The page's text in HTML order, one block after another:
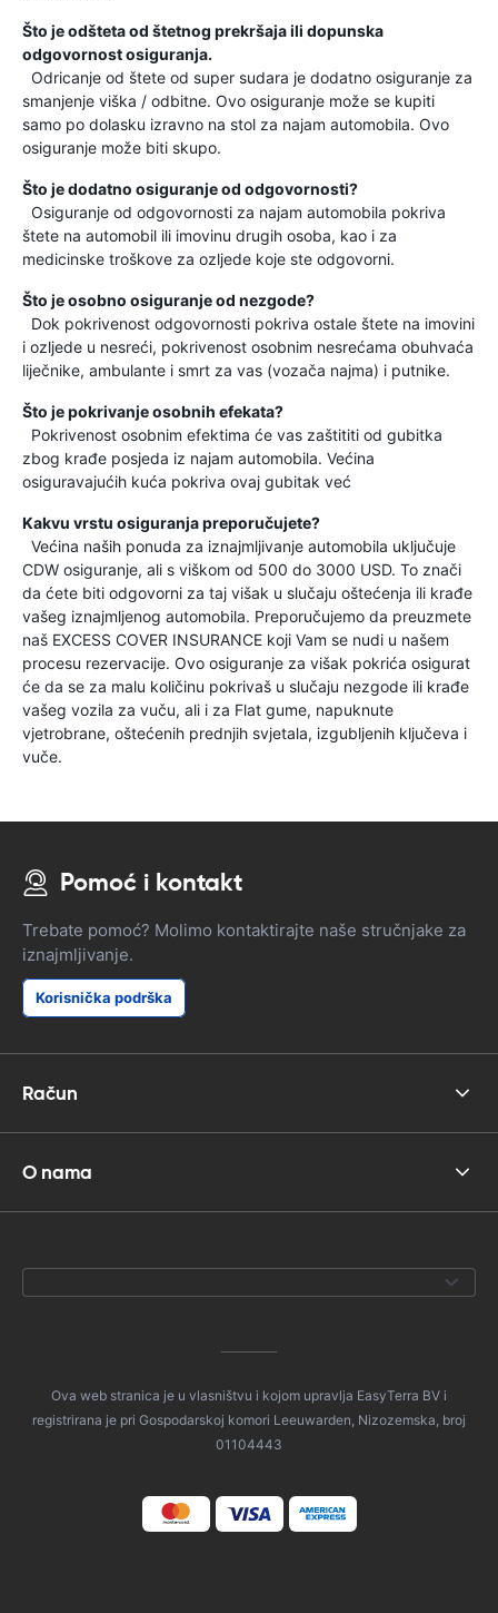
Što je odšteta od štetnog prekršaja ili dopunska
odgovornost osiguranja.
Odricanje od štete od super sudara je dodatno osiguranje za
smanjenje viška / odbitne. Ovo osiguranje može se kupiti
samo po dolasku izravno na stol za najam automobila. Ovo
osiguranje može biti skupo.
Što je dodatno osiguranje od odgovornosti?
Osiguranje od odgovornosti za najam automobila pokriva
štete na automobil ili imovinu drugih osoba, kao i za
medicinske troškove za ozljede koje ste odgovorni.
Što je osobno osiguranje od nezgode?
Dok pokrivenost odgovornosti pokriva ostale štete na imovini
i ozljede u nesreći, pokrivenost osobnim nesrećama obuhvaća
liječnike, ambulante i smrt za vas (vozača najma) i putnike.
Što je pokrivanje osobnih efekata?
Pokrivenost osobnim efektima će vas zaštititi od gubitka
zbog krađe posjeda iz najam automobila. Većina
osiguravajućih kuća pokriva ovaj gubitak već
Kakvu vrstu osiguranja preporučujete?
Većina naših ponuda za iznajmljivanje automobila uključuje
CDW osiguranje, ali s viškom od 500 do 3000 USD. To znači
da ćete biti odgovorni za taj višak u slučaju oštećenja ili krađe
vašeg iznajmljenog automobila. Preporučujemo da preuzmete
naš EXCESS COVER INSURANCE koji Vam se nudi u našem
procesu rezervacije. Ovo osiguranje za višak pokrića osigurat
će da se za malu količinu pokrivaš u slučaju nezgode ili krađe
vašeg vozila za vuču, ali i za Flat gume, napuknute
vjetrobrane, oštećenih prednjih svjetala, izgubljenih ključeva i
vuče.
Pomoć i kontakt
Trebate pomoć? Molimo kontaktirajte naše stručnjake za
iznajmljivanje.
Korisnička podrška
Račun
O nama
Ova web stranica je u vlasništvu i kojom upravlja EasyTerra BV i
registrirana je pri Gospodarskoj komori Leeuwarden, Nizozemska, broj
01104443